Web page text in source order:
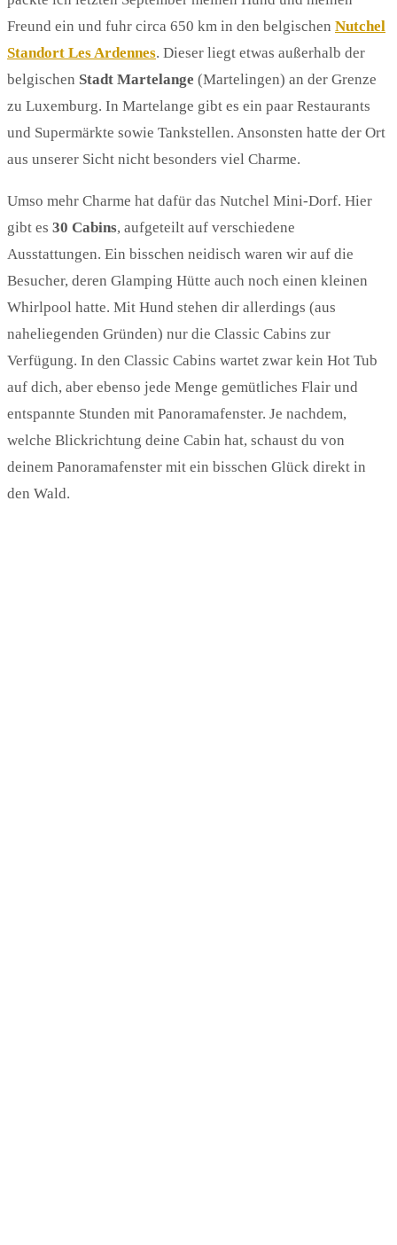
Freund ein und fuhr circa 650 km in den belgischen Nutchel
Standort Les Ardennes. Dieser liegt etwas außerhalb der
belgischen Stadt Martelange (Martelingen) an der Grenze
zu Luxemburg. In Martelange gibt es ein paar Restaurants
und Supermärkte sowie Tankstellen. Ansonsten hatte der Ort
aus unserer Sicht nicht besonders viel Charme.
Umso mehr Charme hat dafür das Nutchel Mini-Dorf. Hier
gibt es 30 Cabins, aufgeteilt auf verschiedene
Ausstattungen. Ein bisschen neidisch waren wir auf die
Besucher, deren Glamping Hütte auch noch einen kleinen
Whirlpool hatte. Mit Hund stehen dir allerdings (aus
naheliegenden Gründen) nur die Classic Cabins zur
Verfügung. In den Classic Cabins wartet zwar kein Hot Tub
auf dich, aber ebenso jede Menge gemütliches Flair und
entspannte Stunden mit Panoramafenster. Je nachdem,
welche Blickrichtung deine Cabin hat, schaust du von
deinem Panoramafenster mit ein bisschen Glück direkt in
den Wald.